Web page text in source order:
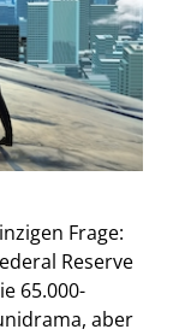
Frage:
Reserve
65.000-
aber